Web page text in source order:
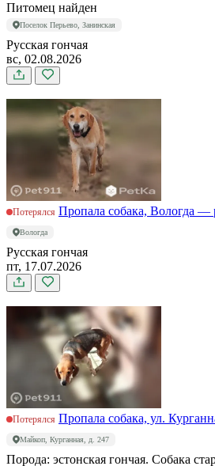
Питомец найден
Поселок Перьево, Занинская
Русская гончая
вс, 02.08.2026
Потерялся Пропала собака, Вологда —
Вологда
Русская гончая
пт, 17.07.2026
Потерялся Пропала собака, ул.
Майкоп, Курганная, д. 247
Порода: эстонская гончая. Собака